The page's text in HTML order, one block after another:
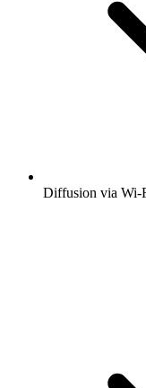
Diffusion via Wi-